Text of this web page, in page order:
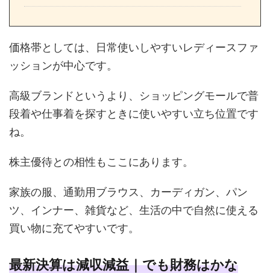
価格帯としては、日常使いしやすいレディースファ
ッションが中心です。
高級ブランドというより、ショッピングモールで普
段着や仕事着を探すときに使いやすい立ち位置です
ね。
株主優待との相性もここにあります。
家族の服、通勤用ブラウス、カーディガン、パン
ツ、インナー、雑貨など、生活の中で自然に使える
買い物に充てやすいです。
最新決算は減収減益｜でも財務はかな